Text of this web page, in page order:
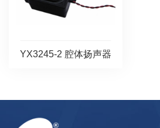
YX3245-2 腔体扬声器